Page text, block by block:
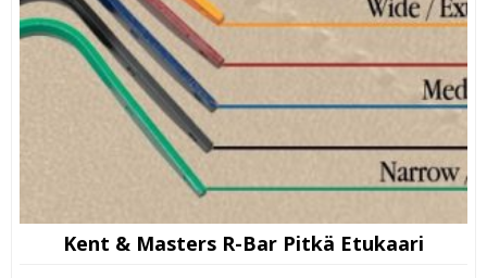
Kent & Masters R-Bar Pitkä Etukaari